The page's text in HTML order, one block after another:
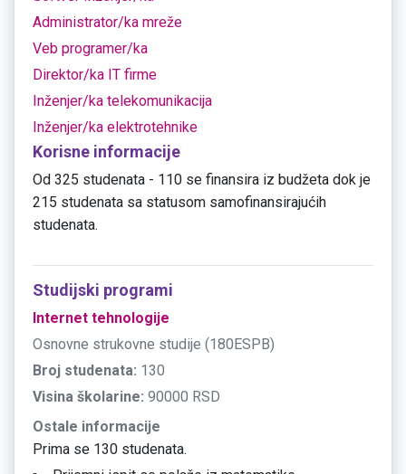
Administrator/ka mreže
Veb programer/ka
Direktor/ka IT firme
Inženjer/ka telekomunikacija
Inženjer/ka elektrotehnike
Korisne informacije
Od 325 studenata - 110 se finansira iz budžeta dok je
215 studenata sa statusom samofinansirajućih
studenata.
Studijski programi
Internet tehnologije
Osnovne strukovne studije (180ESPB)
Broj studenata: 130
Visina školarine: 90000 RSD
Ostale informacije
Prima se 130 studenata.